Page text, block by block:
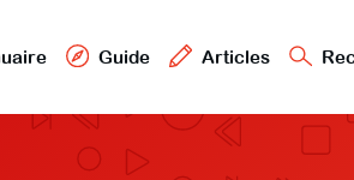
Guide Articles